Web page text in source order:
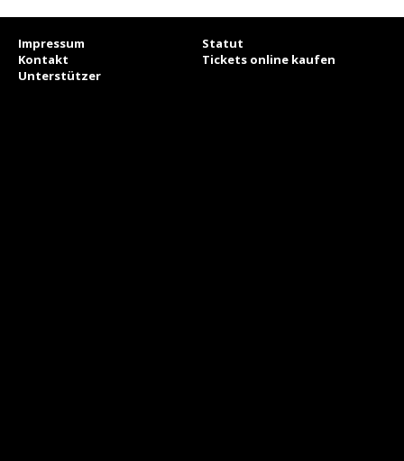
Impressum
Statut
Kontakt
Tickets online kaufen
Unterstützer